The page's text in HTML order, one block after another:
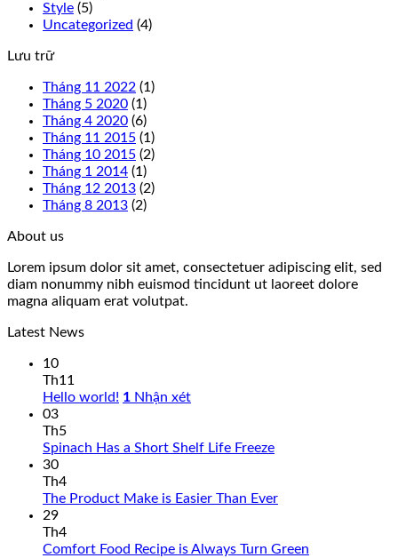
Style (5)
Uncategorized (4)
Lưu trữ
Tháng 11 2022 (1)
Tháng 5 2020 (1)
Tháng 4 2020 (6)
Tháng 11 2015 (1)
Tháng 10 2015 (2)
Tháng 1 2014 (1)
Tháng 12 2013 (2)
Tháng 8 2013 (2)
About us
Lorem ipsum dolor sit amet, consectetuer adipiscing elit, sed
diam nonummy nibh euismod tincidunt ut laoreet dolore
magna aliquam erat volutpat.
Latest News
10
Th11
Hello world! 1 Nhận xét
03
Th5
Spinach Has a Short Shelf Life Freeze
30
Th4
The Product Make is Easier Than Ever
29
Th4
Comfort Food Recipe is Always Turn Green